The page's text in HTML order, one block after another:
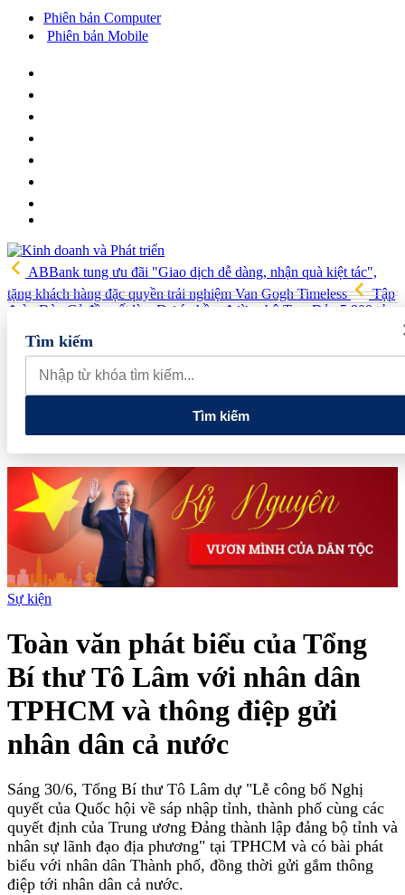
Phiên bản Computer
Phiên bản Mobile
ABBank tung ưu đãi "Giao dịch dễ dàng, nhận quà kiệt tác",
tặng khách hàng đặc quyền trải nghiệm Van Gogh Timeless
Tập
đoàn Đèo Cả đề xuất làm Dự án hầm đường bộ Tam Đảo 5.800 tỷ
Hải quan Lào Cai phát hiện 5 vụ vi phạm, tạm giữ gần 700 kg
thực phẩm và nhiều điện thoại nhập lậu
Lan tỏa văn hóa kinh
doanh, tìm kiếm doanh nghiệp tiêu biểu trên toàn quốc
các cửa hàng rau củ quả sạch tại Hà Nội
Tìm kiếm
Tìm kiếm
Sự kiện
Toàn văn phát biểu của Tổng
Bí thư Tô Lâm với nhân dân
TPHCM và thông điệp gửi
nhân dân cả nước
Sáng 30/6, Tổng Bí thư Tô Lâm dự "Lễ công bố Nghị
quyết của Quốc hội về sáp nhập tỉnh, thành phố cùng các
quyết định của Trung ương Đảng thành lập đảng bộ tỉnh và
nhân sự lãnh đạo địa phương" tại TPHCM và có bài phát
biểu với nhân dân Thành phố, đồng thời gửi gắm thông
điệp tới nhân dân cả nước.